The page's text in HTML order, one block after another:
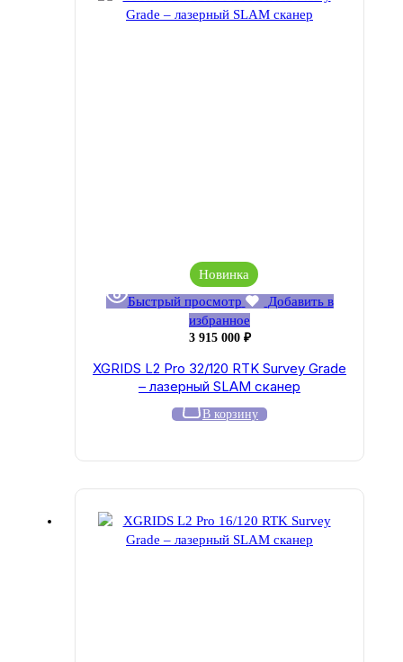
выбрать
Новинка
Быстрый просмотр
Добавить в
избранное
3 915 000 ₽
XGRIDS L2 Pro 32/120 RTK Survey Grade
– лазерный SLAM сканер
В корзину